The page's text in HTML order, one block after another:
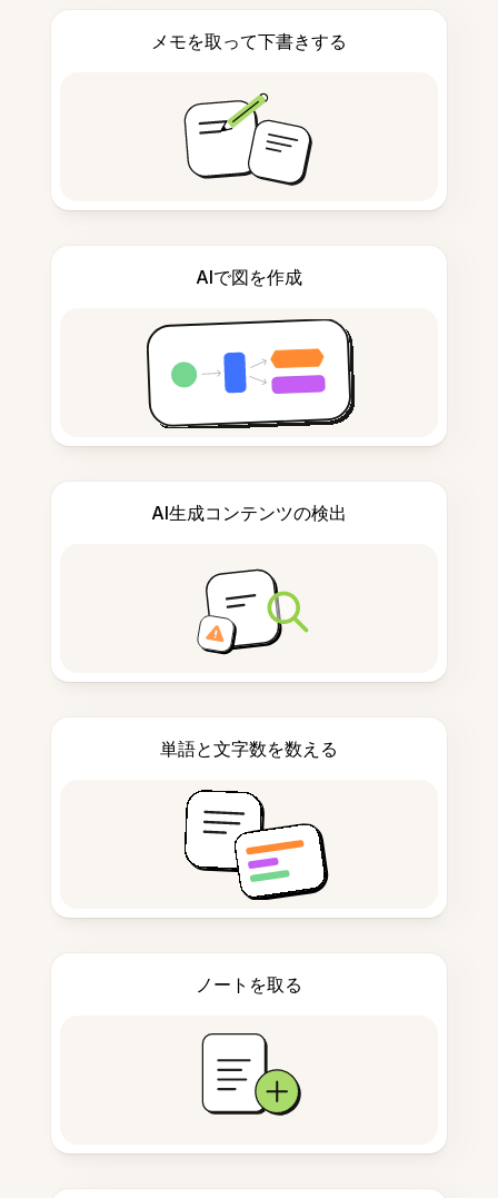
メモを取って下書きする
AIで図を作成
AI生成コンテンツの検出
単語と文字数を数える
ノートを取る